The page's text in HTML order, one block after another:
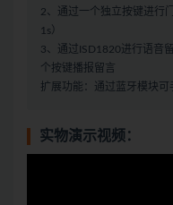
2、通过一个独立按键进行
1s）
3、通过ISD1820进行语音
个按键播报留言
扩展功能：通过蓝牙模块
实物演示视频：